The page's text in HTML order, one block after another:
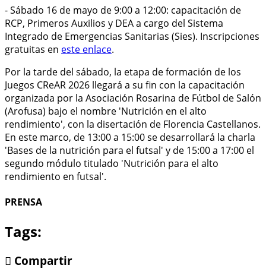
- Sábado 16 de mayo de 9:00 a 12:00: capacitación de
RCP, Primeros Auxilios y DEA a cargo del Sistema
Integrado de Emergencias Sanitarias (Sies). Inscripciones
gratuitas en este enlace.
Por la tarde del sábado, la etapa de formación de los
Juegos CReAR 2026 llegará a su fin con la capacitación
organizada por la Asociación Rosarina de Fútbol de Salón
(Arofusa) bajo el nombre 'Nutrición en el alto
rendimiento', con la disertación de Florencia Castellanos.
En este marco, de 13:00 a 15:00 se desarrollará la charla
'Bases de la nutrición para el futsal' y de 15:00 a 17:00 el
segundo módulo titulado 'Nutrición para el alto
rendimiento en futsal'.
PRENSA
Tags:
Compartir